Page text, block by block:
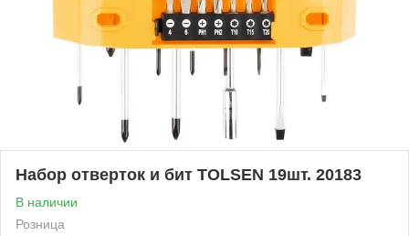
Набор отверток и бит TOLSEN 19шт. 20183
В наличии
Розница